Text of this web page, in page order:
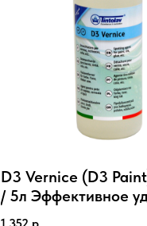
D3 Vernice (D3
/ 5л Эффективное
лакокрасочных пятен